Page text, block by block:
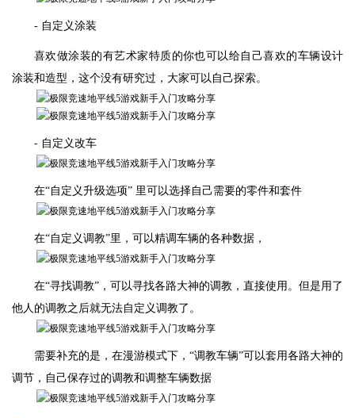
- 自定义涂装
喜欢做涂装的有艺术家特质的你也可以给自己喜欢的车辆设计
涂装和造型，这个没有研究过，大家可以自己探索。
- 自定义改车
在“自定义升级选项” 里可以选择自己需要的零件和套件
在“自定义调教”里，可以精调车辆的各种数据，
在“寻找调教”，可以寻找各路大神的调教，直接使用。但是用了
他人的调教之后就无法自定义调教了。
需要补充的是，在漫游模式下，“调教车辆”可以套用各路大神的
调节，自己保存过的调教和调整车辆数据